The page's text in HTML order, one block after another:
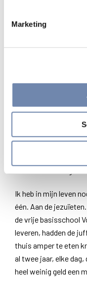
Marketing
apathie.
’s nachts leven. De
gekomen – ‘Dit is
“Wie weg kan, is
Europeanen –,
voor twee
Ik heb in mijn leven
één. Aan de
de vrije basisschool
leveren, hadden de
thuis amper te eten
al twee jaar, elke
heel weinig geld een